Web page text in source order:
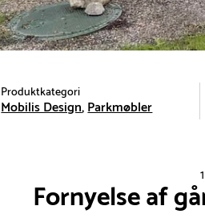
Produktkategori
Mobilis Design Parkmøbler
Fornyelse af